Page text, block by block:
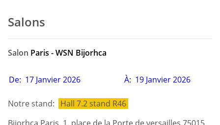
Salons
Salon Paris - WSN Bijorhca
De: 17 Janvier 2026 À: 19 Janvier2026
Notre stand:
Hall 7.2 stand R46